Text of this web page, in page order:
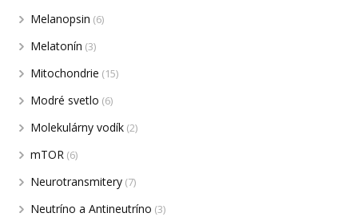
Melanopsin (6)
Melatonín (3)
Mitochondrie (15)
Modré svetlo (6)
Molekulárny vodík (2)
mTOR (6)
Neurotransmitery (7)
Neutríno a Antineutríno (3)